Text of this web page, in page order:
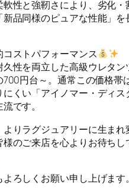
軟性と強靭さにより、劣化・
新品同様のピュアな性能」を
ストパフォーマンス
久性を両立した高級ウレタ
700円台～。通常この価格帯
にくい「アイノマー・ディ
です。
よりラグジュアリーに生ま
のご来店を心よりお待ちし
ろしくお願い申し上げます。